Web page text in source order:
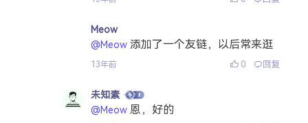
Meow
@Meow 添加了一个友链，以后常来逛
13年前 0 回复
未知素
@Meow 恩，好的